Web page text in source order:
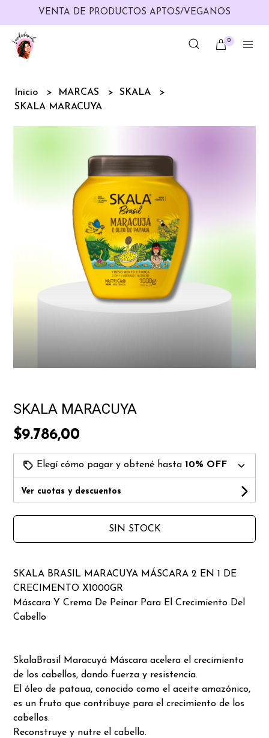
VENTA DE PRODUCTOS APTOS/VEGANOS
0
Inicio MARCAS
SKALA
SKALA MARACUYA
SKALA MARACUYA
$9.786,00
Elegí cómo pagar y obtené hasta 10% OFF
Ver cuotas y descuentos
SIN STOCK
SKALA BRASIL MARACUYA MÁSCARA 2 EN 1 DE
CRECIMENTO X1000GR
Máscara Y Crema De Peinar Para El Crecimiento Del
Cabello
SkalaBrasil Maracuyá Máscara acelera el crecimiento
de los cabellos, dando fuerza y resistencia.
El óleo de pataua, conocido como el aceite amazónico,
es un fruto que contribuye para el crecimiento de los
cabellos.
Reconstruye y nutre el cabello.